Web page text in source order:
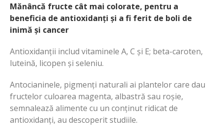
Mănâncă fructe cât mai colorate, pentru a
beneficia de antioxidanți și a fi ferit de boli de
inimă și cancer
Antioxidanții includ vitaminele A, C și E; beta-caroten,
luteină, licopen și seleniu.
Antocianinele, pigmenți naturali ai plantelor care dau
fructelor culoarea magenta, albastră sau roșie,
semnalează alimente cu un conținut ridicat de
antioxidanți, au descoperit studiile.